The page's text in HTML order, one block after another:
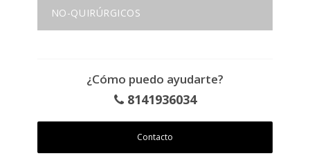
NO-QUIRÚRGICOS
¿Cómo puedo ayudarte?
8141936034
Contacto